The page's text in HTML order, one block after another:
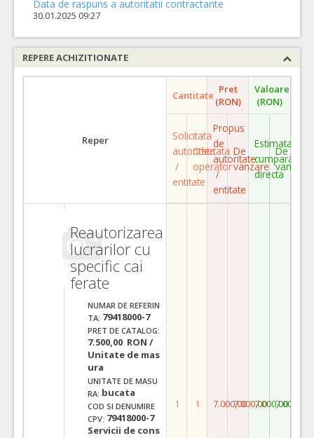
Data de raspuns a autoritatii contractante
30.01.2025 09:27
REPERE ACHIZITIONATE
Reper
Cantitate Pret
(RON)
Valoare
(RON)
Solicitata
autoritate
/
entitate
Ofertata
operator
Propus
de
autoritate
/
entitate
De
vanzare
Estimata
cumparare
directa
De
vanzare
Reautorizarea
lucrarilor cu
specific cai
ferate
NUMAR DE REFERIN
TA: 79418000-7
PRET DE CATALOG:
7.500,00 RON /
Unitate de mas
ura
UNITATE DE MASU
RA: bucata
COD SI DENUMIRE
CPV: 79418000-7
Servicii de cons
1 1 7.000,007.000,007.000,007.000,00